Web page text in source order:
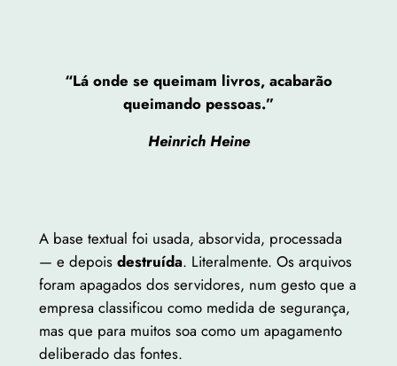
“Lá onde se queimam livros, acabarão
queimando pessoas.”
Heinrich Heine
A base textual foi usada, absorvida, processada
— e depois destruída. Literalmente. Os arquivos
foram apagados dos servidores, num gesto que a
empresa classificou como medida de segurança,
mas que para muitos soa como um apagamento
deliberado das fontes.